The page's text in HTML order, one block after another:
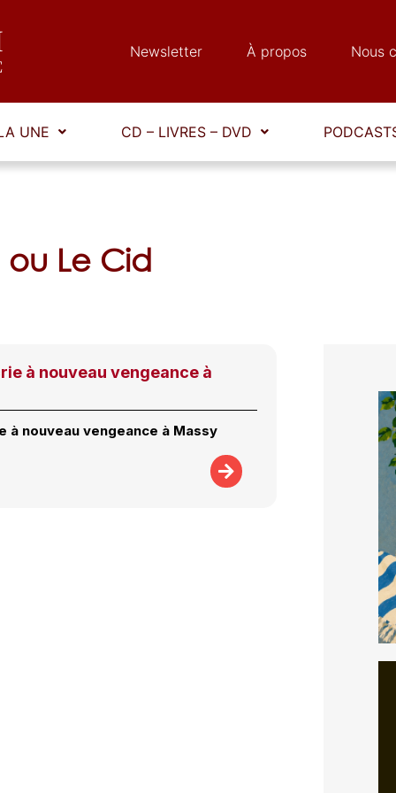
Newsletter À propos Nous
UNE CD – LIVRES – DVD
Le Cid
à nouveau vengeance à
à nouveau vengeance à Massy